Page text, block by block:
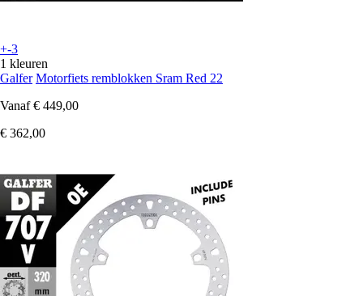
+-3
1 kleuren
Galfer Motorfiets remblokken Sram Red 22
Vanaf € 449,00
€ 362,00